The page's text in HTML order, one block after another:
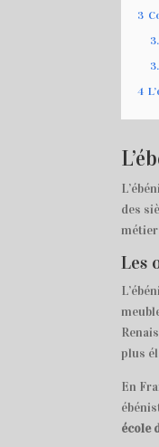
3
4
des
Les
plus
En
école